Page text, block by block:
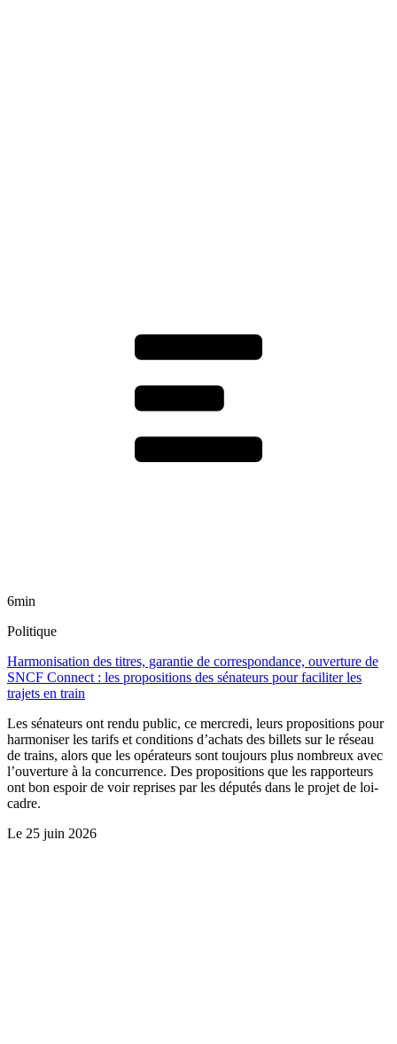
6min
Politique
Harmonisation des titres, garantie de correspondance, ouverture de
SNCF Connect : les propositions des sénateurs pour faciliter les
trajets en train
Les sénateurs ont rendu public, ce mercredi, leurs propositions pour
harmoniser les tarifs et conditions d’achats des billets sur le réseau
de trains, alors que les opérateurs sont toujours plus nombreux avec
l’ouverture à la concurrence. Des propositions que les rapporteurs
ont bon espoir de voir reprises par les députés dans le projet de loi-
cadre.
Le 25 juin 2026